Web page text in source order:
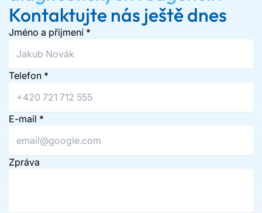
Kontaktujte nás ještě dnes
Jméno a přijmení *
Telefon *
E-mail *
Zpráva